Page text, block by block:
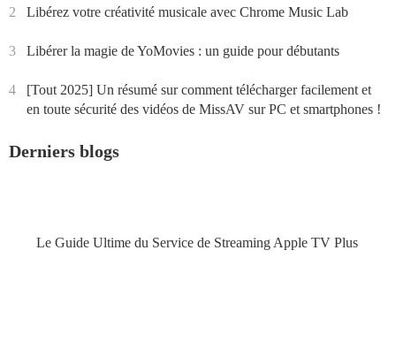
2 Libérez votre créativité musicale avec Chrome Music Lab
3 Libérer la magie de YoMovies : un guide pour débutants
4
[Tout 2025] Un résumé sur comment télécharger facilement et
en toute sécurité des vidéos de MissAV sur PC et smartphones !
Derniers blogs
Le Guide Ultime du Service de Streaming Apple TV Plus